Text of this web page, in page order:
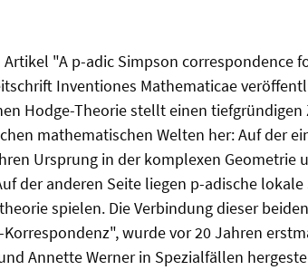
Artikel "A p-adic Simpson correspondence
Inventiones Mathematicae
Hodge-Theorie stellt einen
mathematischen Welten her: Auf der
Ursprung in der komplexen Geometrie
der anderen Seite liegen p-adische lokale
spielen. Die Verbindung dieser
wurde vor 20 Jahren
Annette Werner in Spezialfällen